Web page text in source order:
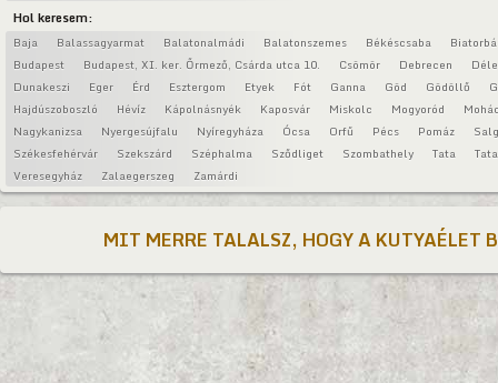
Hol keresem:
Baja Balassagyarmat Balatonalmádi Balatonszemes Békéscsaba
Budapest
Budapest, XI. ker. Őrmező, Csárda utca 10. Csömör Debrecen
Dunakeszi
Eger Érd Esztergom Etyek Fót Ganna Göd Gödöllő
Hajdúszoboszló
Hévíz Kápolnásnyék Kaposvár Miskolc Mogyoród
Nagykanizsa
Nyergesújfalu Nyíregyháza Ócsa Orfű Pécs Pomáz
Székesfehérvár
Szekszárd Széphalma Sződliget Szombathely Tata
Veresegyház
Zalaegerszeg Zamárdi
MIT MERRE TALALSZ, HOGY A KUTYAÉLET